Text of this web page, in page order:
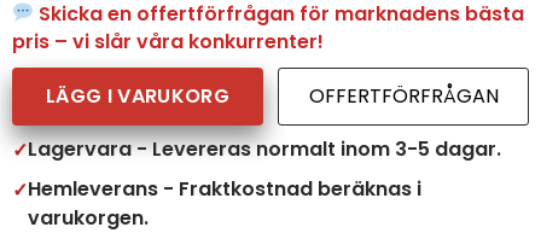
Skicka en offertförfrågan för marknadens bästa
pris – vi slår våra konkurrenter!
LÄGG I VARUKORG
OFFERTFÖRFRÅGAN
Lagervara - Levereras normalt inom 3-5 dagar.
Hemleverans - Fraktkostnad beräknas i
varukorgen.